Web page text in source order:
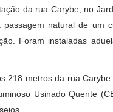
da rua Carybe, no
natural de um
Foram instaladas
218 metros da rua
Usinado Quente